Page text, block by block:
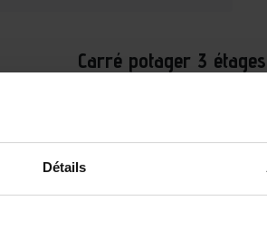
Détails
Carré potager 3
Livraison sous 3 à 4
Optimisez l’espace de
carré potager en bois à 3
résistant, il vous permet
une surface réduite, tout